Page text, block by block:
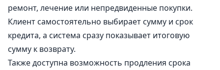
ремонт, лечение или непредвиденные покупки.
Клиент самостоятельно выбирает сумму и срок
кредита, а система сразу показывает итоговую
сумму к возврату.
Также доступна возможность продления срока